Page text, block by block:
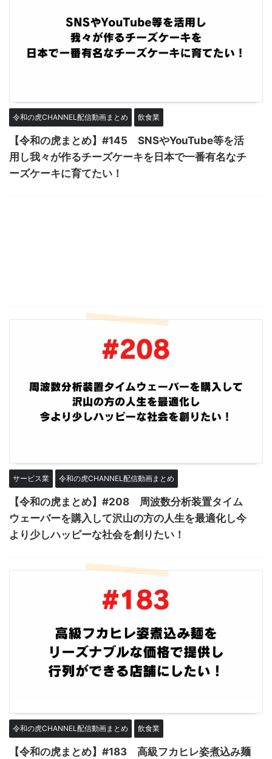
令和の虎CHANNEL配信動画まとめ 飲食業
【令和の虎まとめ】#145 SNSやYouTube等を活
用し我々が作るチーズケーキを日本で一番有名なチ
ーズケーキに育てたい！
サービス業 令和の虎CHANNEL配信動画まとめ
【令和の虎まとめ】#208 周波数分析装置タイム
ウェーバーを購入して沢山の方の人生を最適化し今
より少しハッピーな社会を創りたい！
令和の虎CHANNEL配信動画まとめ 飲食業
【令和の虎まとめ】#183 高級フカヒレ姿煮込み麺